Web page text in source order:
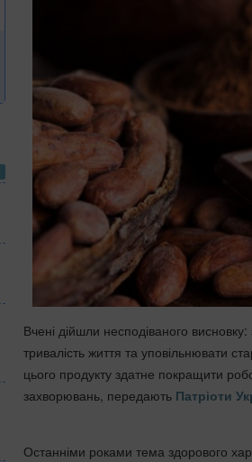
Вчені дійшли несподіваного
тривалість життя та уповільнювати
цього продукту здатне покращити
захворювань, передають Патріоти
Останніми роками тема здорового